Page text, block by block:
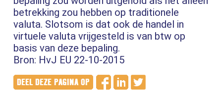
betrekking zou hebben op traditionele
valuta. Slotsom is dat ook de handel in
virtuele valuta vrijgesteld is van btw op
basis van deze bepaling.
Bron: HvJ EU 22-10-2015